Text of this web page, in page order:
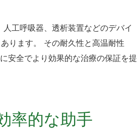
工呼吸器、透析装置などのデバイ
ります。 その耐久性と高温耐性
安全でより効果的な治療の保証を提
率的な助手